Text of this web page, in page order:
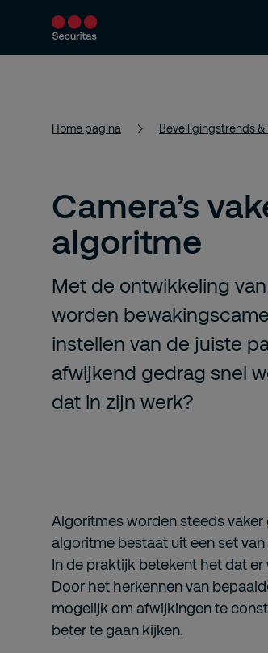
Producten en diensten
Home pagina Beveiligingstrends &
Camera’s
algoritme
Met de ontwikkeling
worden
instellen van de juiste
afwijkend gedrag snel
dat in zijn werk?
Algoritmes worden steeds
algoritme bestaat uit een set
In de praktijk betekent het dat
Door het herkennen van
mogelijk om afwijkingen te
beter te gaan kijken.